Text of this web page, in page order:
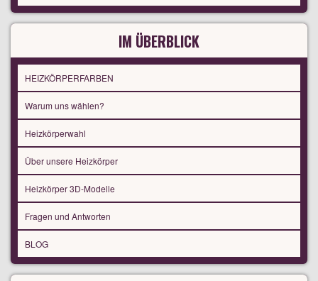
IM ÜBERBLICK
HEIZKÖRPERFARBEN
Warum uns wählen?
Heizkörperwahl
Über unsere Heizkörper
Heizkörper 3D-Modelle
Fragen und Antworten
BLOG